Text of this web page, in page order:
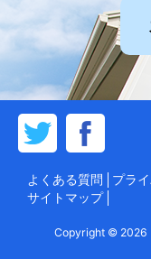
よくある質問 プラ
サイトマップ
Copyright © 2026